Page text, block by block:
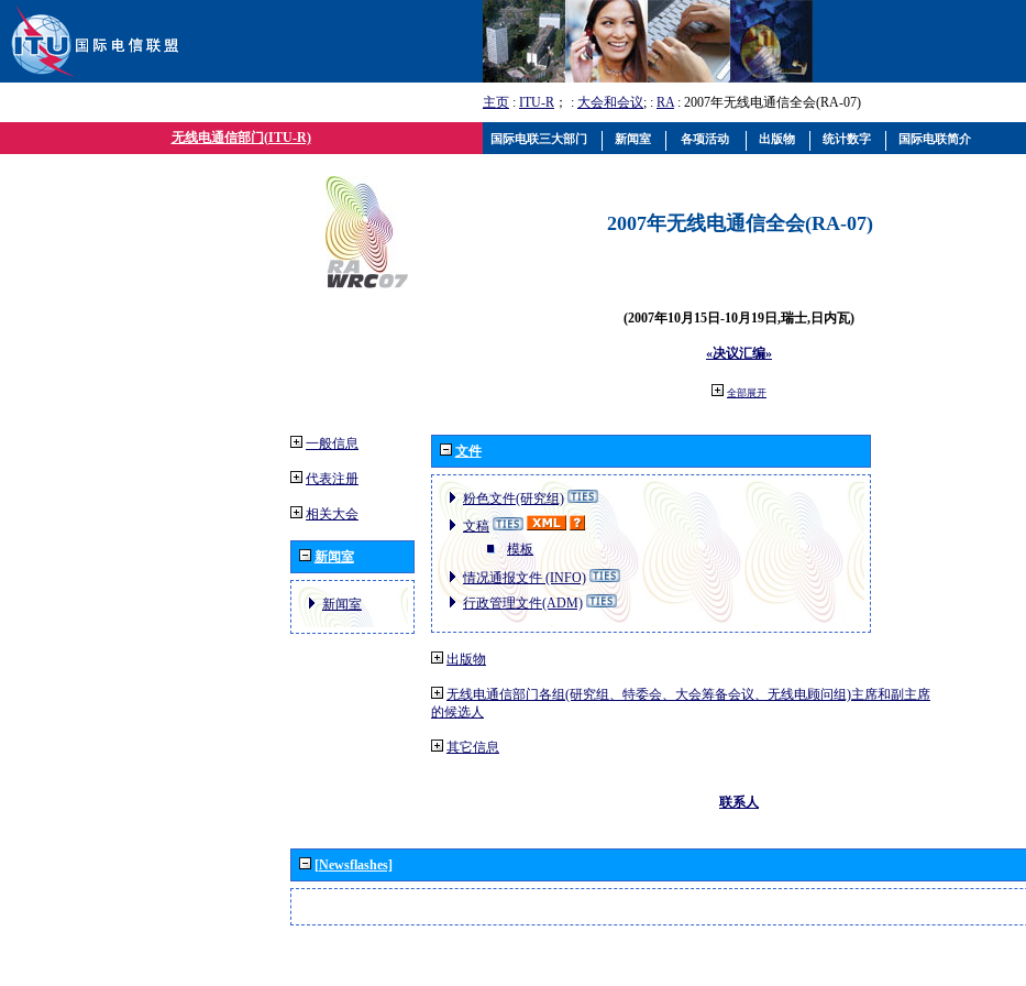
主页 : ITU-R ； : 大会和会议; : RA: 2007年无线电通信全会(RA-07)
无线电通信部门(ITU-R)
2007年无线电通信全会(RA-07)
(2007年10月15日-10月19日,瑞士,日内瓦)
«决议汇编»
全部展开
一般信息
代表注册
相关大会
新闻室
新闻室
文件
粉色文件(研究组)
文稿
模板
情况通报文件 (INFO)
行政管理文件(ADM)
出版物
无线电通信部门各组(研究组、特委会、大会筹备会议、无线电顾问组)主席和副主席
的候选人
其它信息
联系人
[Newsflashes]
国际电联三大部门 新闻室 各项活动 出版物 统计数字 国际电联简介